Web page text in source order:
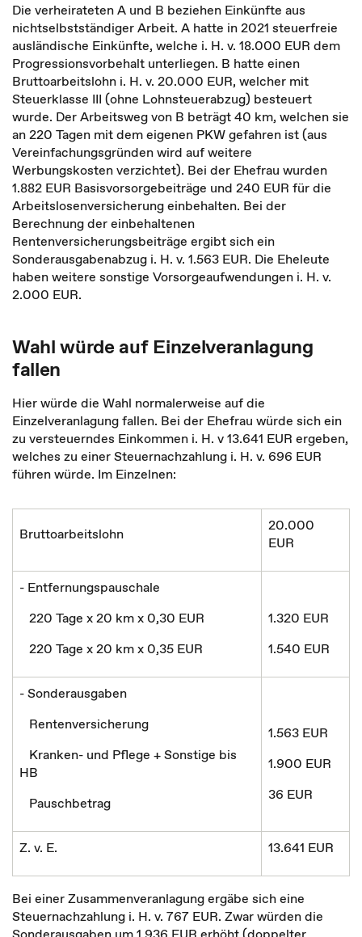
Die verheirateten A und B beziehen Einkünfte aus
nichtselbstständiger Arbeit. A hatte in 2021 steuerfreie
ausländische Einkünfte, welche i. H. v. 18.000 EUR dem
Progressionsvorbehalt unterliegen. B hatte einen
Bruttoarbeitslohn i. H. v. 20.000 EUR, welcher mit
Steuerklasse III (ohne Lohnsteuerabzug) besteuert
wurde. Der Arbeitsweg von B beträgt 40 km, welchen sie
an 220 Tagen mit dem eigenen PKW gefahren ist (aus
Vereinfachungsgründen wird auf weitere
Werbungskosten verzichtet). Bei der Ehefrau wurden
1.882 EUR Basisvorsorgebeiträge und 240 EUR für die
Arbeitslosenversicherung einbehalten. Bei der
Berechnung der einbehaltenen
Rentenversicherungsbeiträge ergibt sich ein
Sonderausgabenabzug i. H. v. 1.563 EUR. Die Eheleute
haben weitere sonstige Vorsorgeaufwendungen i. H. v.
2.000 EUR.
Wahl würde auf Einzelveranlagung
fallen
Hier würde die Wahl normalerweise auf die
Einzelveranlagung fallen. Bei der Ehefrau würde sich ein
zu versteuerndes Einkommen i. H. v 13.641 EUR ergeben,
welches zu einer Steuernachzahlung i. H. v. 696 EUR
führen würde. Im Einzelnen:
Bruttoarbeitslohn
20.000
EUR
- Entfernungspauschale
220 Tage x 20 km x 0,30 EUR
220 Tage x 20 km x 0,35 EUR
1.320 EUR
1.540 EUR
- Sonderausgaben
Rentenversicherung
Kranken- und Pflege + Sonstige bis
HB
Pauschbetrag
1.563 EUR
1.900 EUR
36 EUR
Z. v. E. 13.641 EUR
Bei einer Zusammenveranlagung ergäbe sich eine
Steuernachzahlung i. H. v. 767 EUR. Zwar würden die